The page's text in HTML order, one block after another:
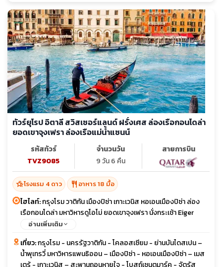
ทัวร์ยุโรป อิตาลี สวิสเซอร์แลนด์ ฝรั่งเศส ล่องเรือกอนโดล่า
ยอดเขาจุงเฟรา ล่องเรือแม่น้ำแซนน์
รหัสทัวร์
TVZ9085
จำนวนวัน
9 วัน 6 คืน
สายการบิน
hotel_classโรงแรม 4 ดาว restaurant อาหาร 18 มื้อ
ไฮไลท์:กรุงโรม วาติกัน เมืองปิซ่า เกาะเวนิส หอเอนเมืองปิซ่า ล่อง
เรือกอนโดล่า มหาวิหารดูโอโม่ ยอดเขาจุงเฟรา นั่งกระเช้า Eiger
Express รถไฟด่วน TGV พระราชวังแวร์ซายย์ พิพิธภัณฑ์ลูฟวร์
อ่านเพิ่มเติม
เที่ยว:กรุงโรม - นครรัฐวาติกัน - โคลอสเซียม - ย่านบันไดสเปน –
น้ำพุเทรวี่ มหาวิหารแพนธิออน – เมืองปิซ่า - หอเอนเมืองปิซ่า – เมส
เตร้ - เกาะเวนิส – สะพานถอนหายใจ - โบสถ์เซนตมาร์ค - จัตุรัส